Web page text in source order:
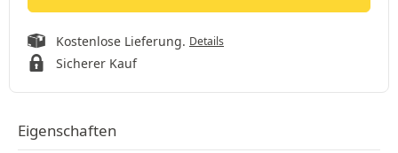
Kostenlose Lieferung. Details
Sicherer Kauf
Eigenschaften